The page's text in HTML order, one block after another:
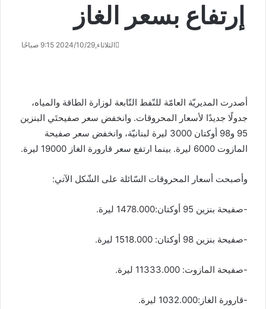
إرتفاع بسعر الغاز
الثلاثاء,2024/10/29 9:15 صباحًا
أصدرت المديريّة العامّة للنّفط التّابعة لوزارة الطاقة والمياه،
جدولًا جديدًا لأسعار المحروقات. وانخفض سعر صفيحتَي البنزين
95 و98 أوكتان 3000 ليرة لبنانيّة، وانخفض سعر صفيحة
المازوت 6000 ليرة. بينما ارتفع سعر قارورة الغاز 19000 ليرة.
وأصبحت أسعار المحروقات السّائلة على الشّكل الآتي:
-صفيحة بنزين 95 أوكتان:1478.000 ليرة.
-صفيحة بنزين 98 أوكتان: 1518.000 ليرة.
-صفيحة المازوت: 11333.000 ليرة.
-قارورة الغاز:1032.000 ليرة.